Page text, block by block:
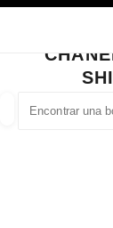
las sugerencias
CERRAR TARJETA
4-4-10
resultado de